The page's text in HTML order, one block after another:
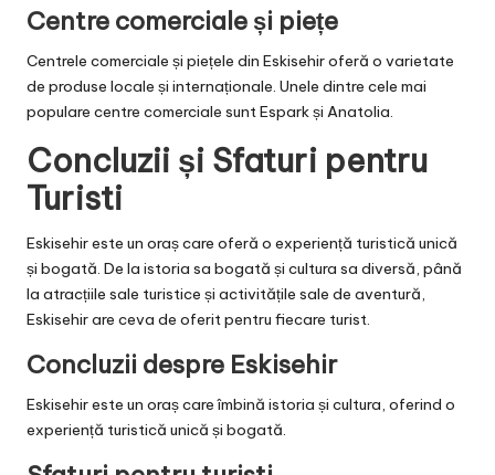
Centre comerciale și piețe
Centrele comerciale și piețele din Eskisehir oferă o varietate
de produse locale și internaționale. Unele dintre cele mai
populare centre comerciale sunt Espark și Anatolia.
Concluzii și Sfaturi pentru
Turisti
Eskisehir este un oraș care oferă o experiență turistică unică
și bogată. De la istoria sa bogată și cultura sa diversă, până
la atracțiile sale turistice și activitățile sale de aventură,
Eskisehir are ceva de oferit pentru fiecare turist.
Concluzii despre Eskisehir
Eskisehir este un oraș care îmbină istoria și cultura, oferind o
experiență turistică unică și bogată.